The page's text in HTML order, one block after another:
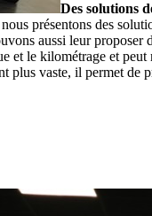
Des solutions
présentons des
aussi leur proposer
et le kilométrage et peut
plus vaste, il permet de